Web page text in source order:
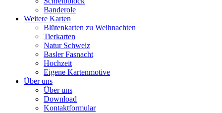
Banderole
Weitere Karten
Blütenkarten zu Weihnachten
Tierkarten
Natur Schweiz
Basler Fasnacht
Hochzeit
Eigene Kartenmotive
Über uns
Über uns
Download
Kontaktformular